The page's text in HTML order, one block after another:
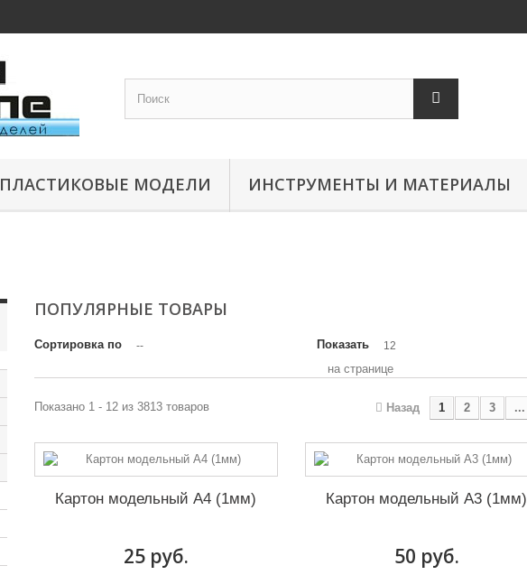
ПЛАСТИКОВЫЕ МОДЕЛИ ИНСТРУМЕНТЫ И МАТЕРИАЛЫ
ПОПУЛЯРНЫЕ ТОВАРЫ
Сортировка по -- Показать 12
на странице
Назад 1 2 3 ...
Показано 1 - 12 из 3813 товаров
Картон модельный А4 (1мм)
25 руб.
Картон модельный А3 (1мм)
50 руб.